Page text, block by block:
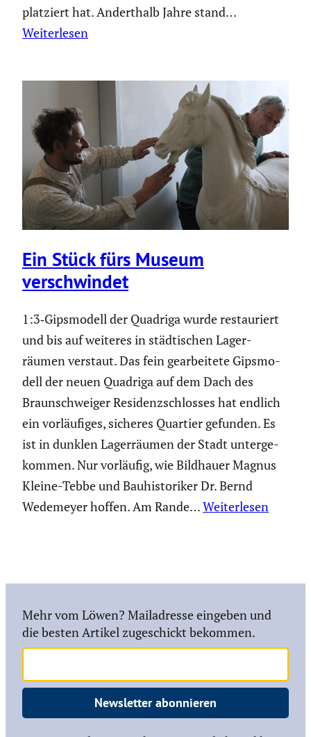
platziert hat. Andert­halb Jahre stand…
Weiterlesen
Ein Stück fürs Museum
verschwindet
1:3‑Gipsmodell der Quadriga wurde restau­riert
und bis auf weiteres in städti­schen Lager­
räumen verstaut. Das fein gearbei­tete Gipsmo­
dell der neuen Quadriga auf dem Dach des
Braun­schweiger Residenz­schlosses hat endlich
ein vorläu­figes, sicheres Quartier gefunden. Es
ist in dunklen Lager­räumen der Stadt unter­ge­
kommen. Nur vorläufig, wie Bildhauer Magnus
Kleine-Tebbe und Bauhis­to­riker Dr. Bernd
Wedemeyer hoffen. Am Rande…Weiterlesen
Mehr vom Löwen? Mailadresse eingeben und
die besten Artikel zugeschickt bekommen.
Newsletter abonnieren